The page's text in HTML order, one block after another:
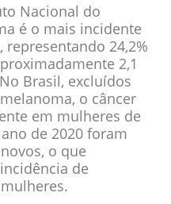
Nacional do
é o mais incidente
24,2%
2,1
Brasil, excluídos
o câncer
em mulheres de
de 2020 foram
o que
de